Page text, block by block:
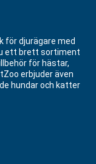
för djurägare med
ett brett sortiment
för hästar,
erbjuder även
hundar och katter